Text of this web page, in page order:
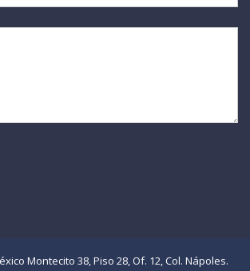
Montecito 38, Piso 28, Of. 12, Col. Nápoles.